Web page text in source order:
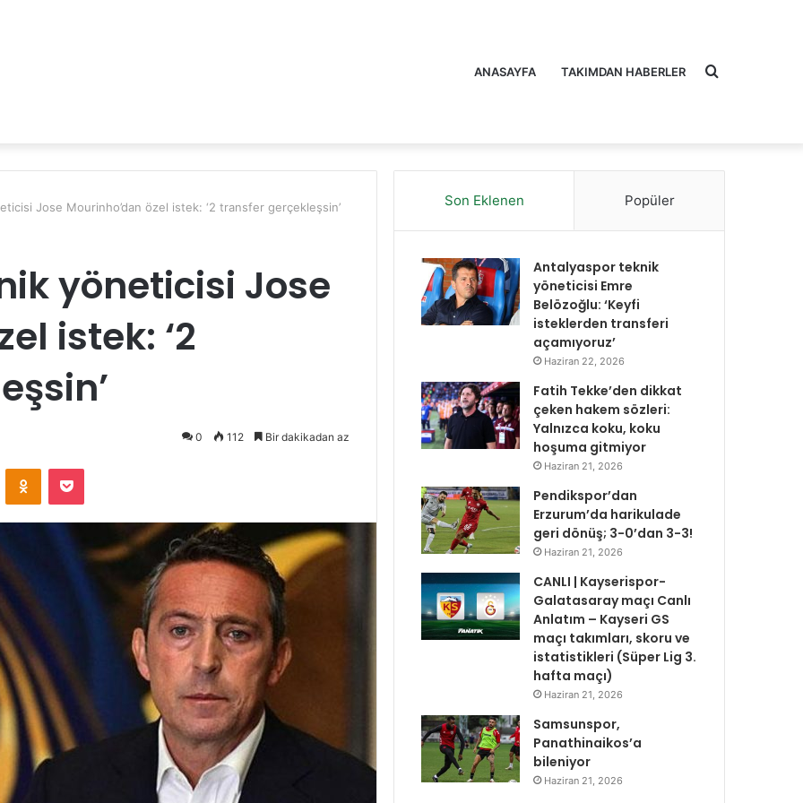
ANASAYFA TAKIMDAN HABERLER Arama
Jose Mourinho’dan özel istek: ‘2 transfer gerçekleşsin’
yöneticisi Jose
istek: ‘2
0 112 Bir dakikadan az
Odnoklassniki
Pocket
Son Eklenen Popüler
Antalyaspor teknik
yöneticisi Emre
Belözoğlu: ‘Keyfi
isteklerden transferi
açamıyoruz’
Haziran 22, 2026
Fatih Tekke’den dikkat
çeken hakem sözleri:
Yalnızca koku, koku
hoşuma gitmiyor
Haziran 21, 2026
Pendikspor’dan
Erzurum’da harikulade
geri dönüş; 3-0’dan 3-3!
Haziran 21, 2026
CANLI | Kayserispor-
Galatasaray maçı Canlı
Anlatım – Kayseri GS
maçı takımları, skoru ve
istatistikleri (Süper Lig 3.
hafta maçı)
Haziran 21, 2026
Samsunspor,
Panathinaikos’a
bileniyor
Haziran 21, 2026